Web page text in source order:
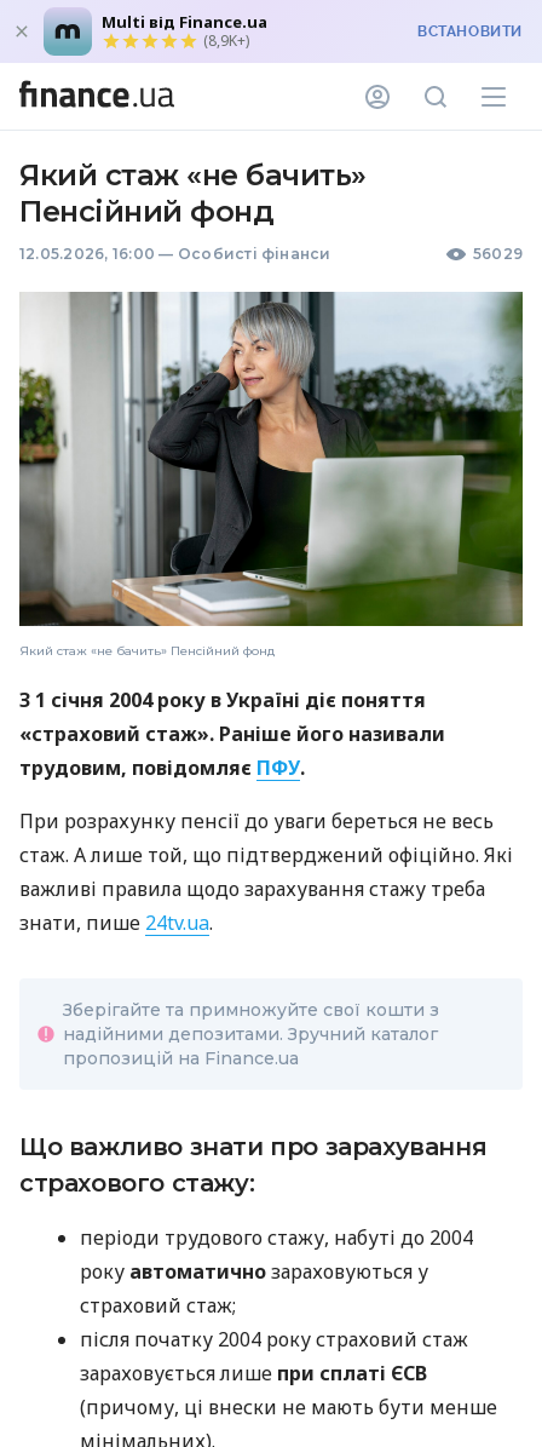
Multi від Finance.ua
(8,9K+) ВСТАНОВИТИ
Який стаж «не бачить»
Пенсійний фонд
12.05.2026, 16:00 — Особисті фінанси 56029
Який стаж «не бачить» Пенсійний фонд
З 1 січня 2004 року в Україні діє поняття
«страховий стаж». Раніше його називали
трудовим, повідомляє ПФУ.
При розрахунку пенсії до уваги береться не весь
стаж. А лише той, що підтверджений офіційно. Які
важливі правила щодо зарахування стажу треба
знати, пише 24tv.ua.
Зберігайте та примножуйте свої кошти з
надійними депозитами. Зручний каталог
пропозицій на Finance.ua
Що важливо знати про зарахування
страхового стажу:
періоди трудового стажу, набуті до 2004
року автоматичнозараховуються у
страховий стаж;
після початку 2004 року страховий стаж
зараховується лише при сплаті ЄСВ
(причому, ці внески не мають бути менше
мінімальних).